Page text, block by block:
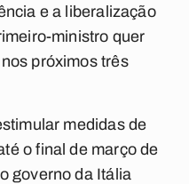
e a liberalização
ministro quer
próximos três
medidas de
o final de março de
governo da Itália